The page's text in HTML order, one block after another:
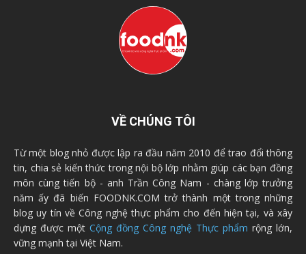
VỀ CHÚNG TÔI
Từ một blog nhỏ được lập ra đầu năm 2010 để trao đổi thông
tin, chia sẻ kiến thức trong nội bộ lớp nhằm giúp các bạn đồng
môn cùng tiến bộ - anh Trần Công Nam - chàng lớp trưởng
năm ấy đã biến FOODNK.COM trở thành một trong những
blog uy tín về Công nghệ thực phẩm cho đến hiện tại, và xây
dựng được một Cộng đồng Công nghệ Thực phẩm rộng lớn,
vững mạnh tại Việt Nam.